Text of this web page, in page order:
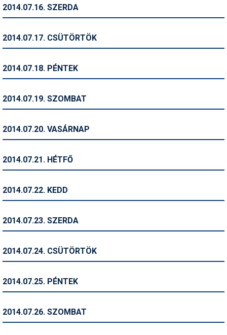
Síszerviz
Snowboard
Szakértők
Telemark
Történelem
2014.07.16. SZERDA
2014.07.17. CSÜTÖRTÖK
2014.07.18. PÉNTEK
2014.07.19. SZOMBAT
2014.07.20. VASÁRNAP
2014.07.21. HÉTFŐ
2014.07.22. KEDD
2014.07.23. SZERDA
2014.07.24. CSÜTÖRTÖK
2014.07.25. PÉNTEK
2014.07.26. SZOMBAT